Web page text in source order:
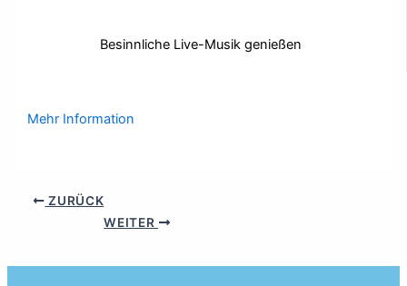
Besinnliche Live-Musik genießen
Mehr Information
ZURÜCK
WEITER